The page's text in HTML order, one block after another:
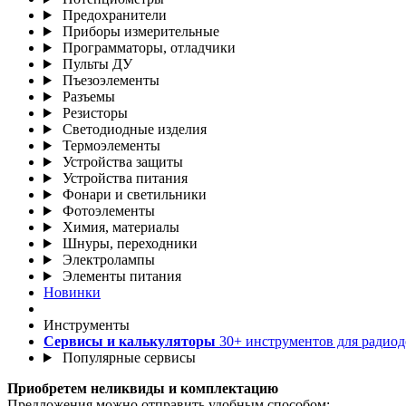
Предохранители
Приборы измерительные
Программаторы, отладчики
Пульты ДУ
Пъезоэлементы
Разъемы
Резисторы
Светодиодные изделия
Термоэлементы
Устройства защиты
Устройства питания
Фонари и светильники
Фотоэлементы
Химия, материалы
Шнуры, переходники
Электролампы
Элементы питания
Новинки
Инструменты
Сервисы и калькуляторы 30+ инструментов для
Популярные сервисы
Приобретем неликвиды и комплектацию